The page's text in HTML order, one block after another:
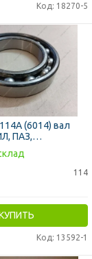
Код: 18270-5
(6014) вал
ПАЗ,
(ХАРП)
114
Код: 13592-1